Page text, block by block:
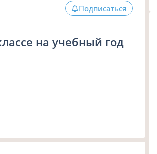
Подписаться
на учебный год